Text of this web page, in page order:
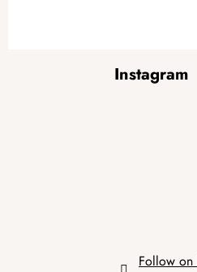
Instagram
Follow on